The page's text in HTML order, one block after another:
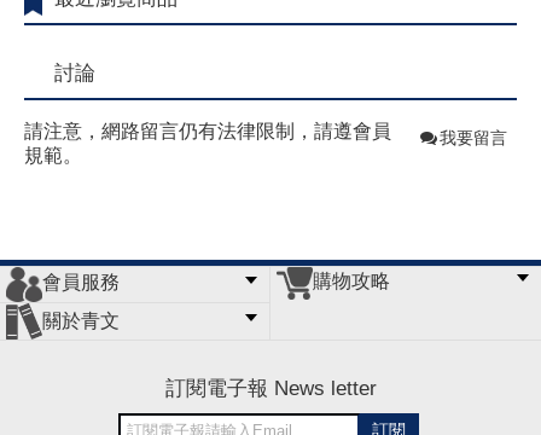
討論
請注意，網路留言仍有法律限制，請遵會員
規範。
我要留言
會員服務
會員辦法
客服信箱
隱私條款
網站導覽
購物攻略
關於青文
訂閱電子報 News letter
訂閱